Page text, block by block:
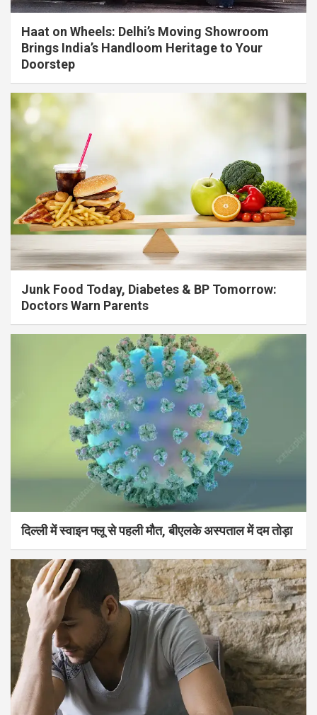
Haat on Wheels: Delhi’s Moving Showroom
Brings India’s Handloom Heritage to Your
Doorstep
Junk Food Today, Diabetes & BP Tomorrow:
Doctors Warn Parents
दिल्ली में स्वाइन फ्लू से पहली मौत, बीएलके अस्पताल में दम तोड़ा